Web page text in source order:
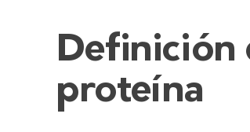
Definición
proteína